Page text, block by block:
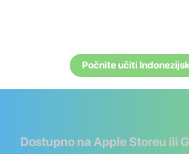
Počnite učiti
Dostupno na Apple Storeu ili